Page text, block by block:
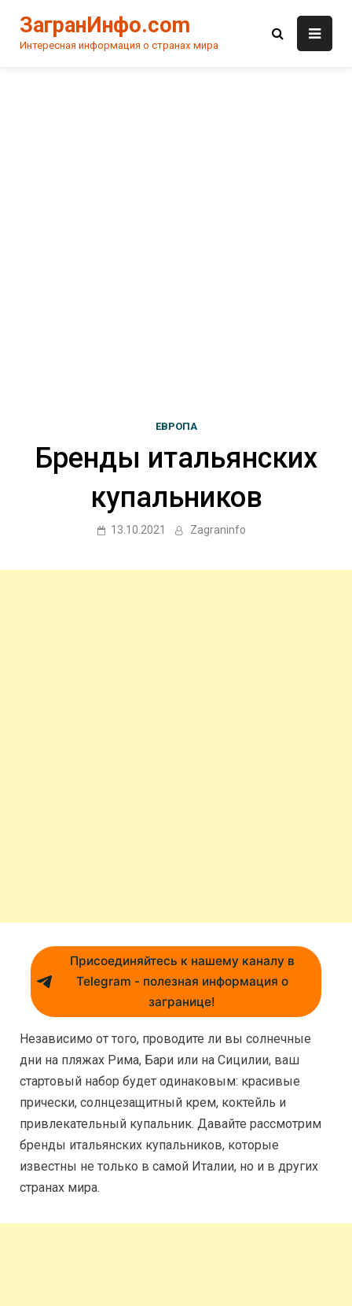
content
ЗагранИнфо.com
Интересная информация о странах мира
ЕВРОПА
Бренды итальянских
купальников
13.10.2021 Zagraninfo
Присоединяйтесь к нашему каналу в
Telegram - полезная информация о
загранице!
Независимо от того, проводите ли вы солнечные
дни на пляжах Рима, Бари или на Сицилии, ваш
стартовый набор будет одинаковым: красивые
прически, солнцезащитный крем, коктейль и
привлекательный купальник. Давайте рассмотрим
бренды итальянских купальников, которые
известны не только в самой Италии, но и в других
странах мира.